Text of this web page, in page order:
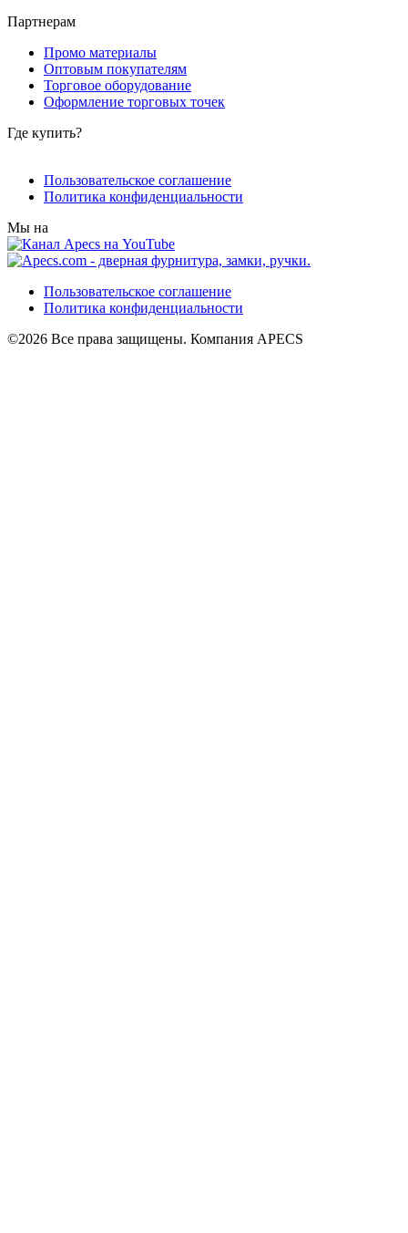
Партнерам
Промо материалы
Оптовым покупателям
Торговое оборудование
Оформление торговых точек
Где купить?
Пользовательское соглашение
Политика конфиденциальности
Мы на
Пользовательское соглашение
Политика конфиденциальности
©2026 Все права защищены. Компания APECS